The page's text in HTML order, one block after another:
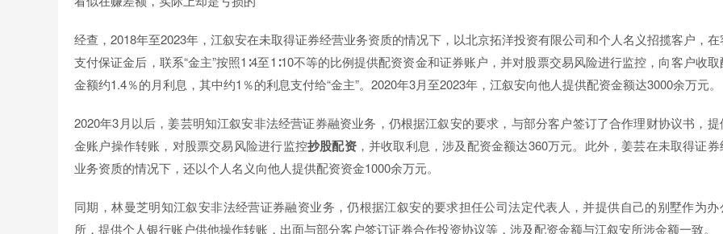
经查，2018年至2023年，江叙安在未取得证券经营业务资质的情况下，以北京拓洋投资有限公司和个人名义招揽客户，在
支付保证金后，联系“金主”按照1∶4至1∶10不等的比例提供配资资金和证券账户，并对股票交易风险进行监控，向客户收取
金额约1.4％的月利息，其中约1％的利息支付给“金主”。2020年3月至2023年，江叙安向他人提供配资金额达3000余万元。
2020年3月以后，姜芸明知江叙安非法经营证券融资业务，仍根据江叙安的要求，与部分客户签订了合作理财协议书，提
金账户操作转账，对股票交易风险进行监控抄股配资，并收取利息，涉及配资金额达360万元。此外，姜芸在未取得证券
业务资质的情况下，还以个人名义向他人提供配资资金1000余万元。
同期，林曼芝明知江叙安非法经营证券融资业务，仍根据江叙安的要求担任公司法定代表人，并提供自己的别墅作为办
所，提供个人银行账户供他操作转账，出面与部分客户签订证券合作投资协议等，涉及配资金额与江叙安所涉金额一致。